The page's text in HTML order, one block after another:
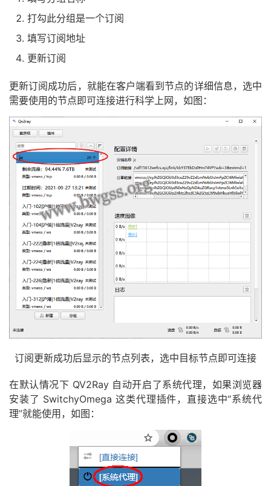
打勾此分组是一个订阅
填写订阅地址
更新订阅
更新订阅成功后，就能在客户端看到节点的详细信息，选中
需要使用的节点即可连接进行科学上网，如图：
订阅更新成功后显示的节点列表，选中目标节点即可连接
在默认情况下 QV2Ray 自动开启了系统代理，如果浏览器
安装了 SwitchyOmega 这类代理插件，直接选中“系统代
理”就能使用，如图：